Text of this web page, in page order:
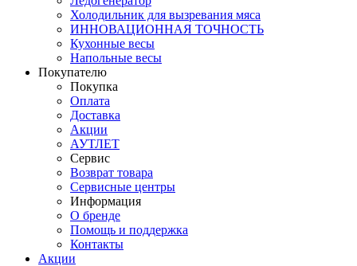
Холодильник для вызревания мяса
ИННОВАЦИОННАЯ ТОЧНОСТЬ
Кухонные весы
Напольные весы
Покупателю
Покупка
Оплата
Доставка
Акции
АУТЛЕТ
Сервис
Возврат товара
Сервисные центры
Информация
О бренде
Помощь и поддержка
Контакты
Акции